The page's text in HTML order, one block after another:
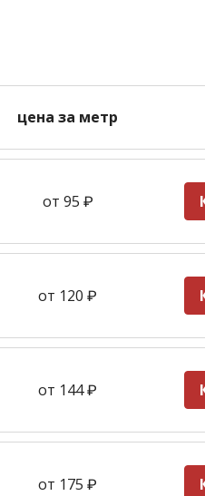
цена за метр
от 95 ₽
от 120 ₽
от 144₽
от 175 ₽